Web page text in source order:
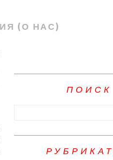
(О НАС)
ПОИСК